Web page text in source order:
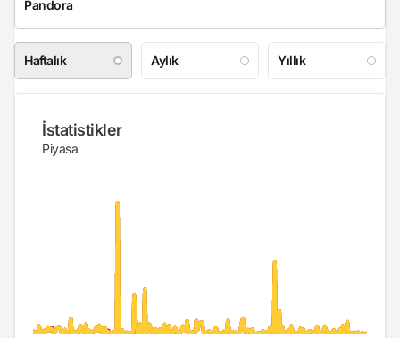
Haftalık Aylık Yıllık
İstatistikler
Piyasa